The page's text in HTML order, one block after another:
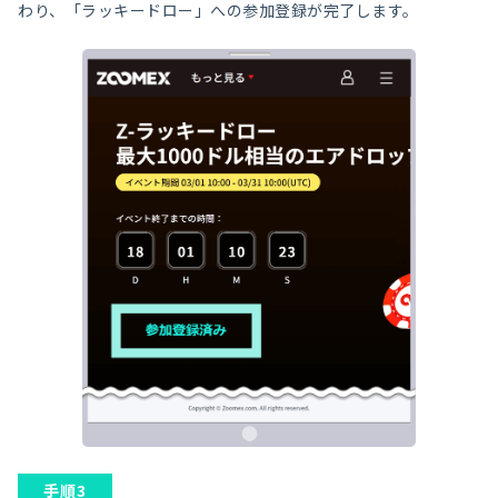
わり、「ラッキードロー」への参加登録が完了します。
手順3